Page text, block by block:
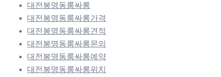
대전봉명동룸싸롱
대전봉명동룸싸롱가격
대전봉명동룸싸롱견적
대전봉명동룸싸롱문의
대전봉명동룸싸롱예약
대전봉명동룸싸롱위치